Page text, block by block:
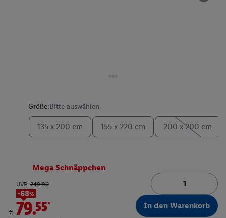
Größe:Bitte auswählen
135 x 200 cm 155 x 220 cm 200 x 200 cm
Mega Schnäppchen
ab
UVP: 249.90
-68%
79.55* In den Warenkorb